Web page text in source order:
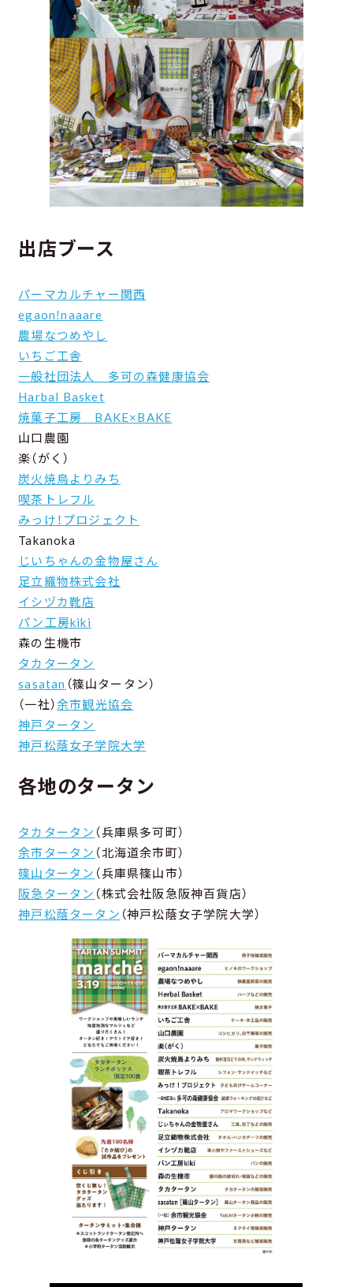
出店ブース
パーマカルチャー関西
egaon!naaare
農場なつめやし
いちご工舎
一般社団法人 多可の森健康協会
Harbal Basket
焼菓子工房 BAKE×BAKE
山口農園
楽（がく）
炭火焼鳥よりみち
喫茶トレフル
みっけ！プロジェクト
Takanoka
じいちゃんの金物屋さん
足立織物株式会社
イシヅカ靴店
パン工房kiki
森の生機市
タカタータン
sasatan （篠山タータン）
（一社）余市観光協会
神戸タータン
神戸松蔭女子学院大学
各地のタータン
タカタータン （兵庫県多可町）
余市タータン （北海道余市町）
篠山タータン （兵庫県篠山市）
阪急タータン （株式会社阪急阪神百貨店）
神戸松蔭タータン （神戸松蔭女子学院大学）